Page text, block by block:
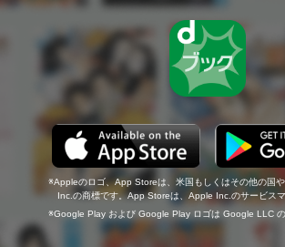
Appleのロゴ、App Storeは、米国もしくはその他の国
Inc.の商標です。App Storeは、Apple Inc.のサービスマ
Google Play および Google Play ロゴは Google LLC の